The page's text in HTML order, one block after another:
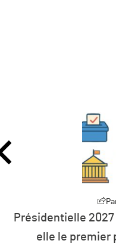
Présidentielle
elle le premier